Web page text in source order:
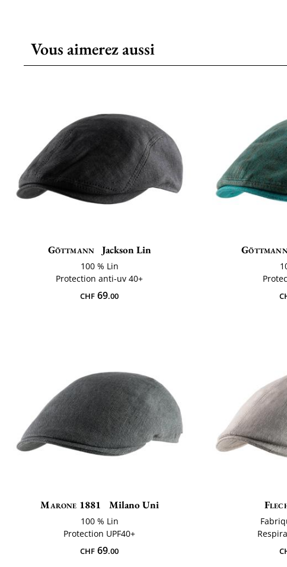
Vous aimerez aussi
Göttmann Jackson Lin
100 % Lin
Protection anti-uv 40+
CHF 69.00
Marone 1881 Milano Uni
100 % Lin
Protection UPF40+
CHF 69.00